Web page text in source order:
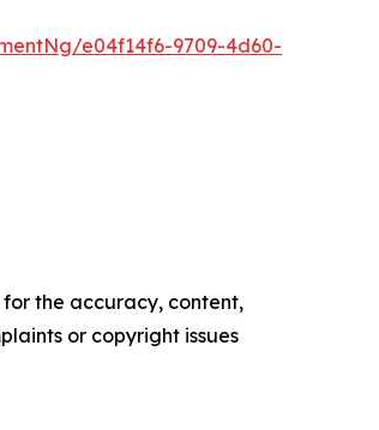
e04f14f6-9709-4d60-
the accuracy, content,
or copyright issues